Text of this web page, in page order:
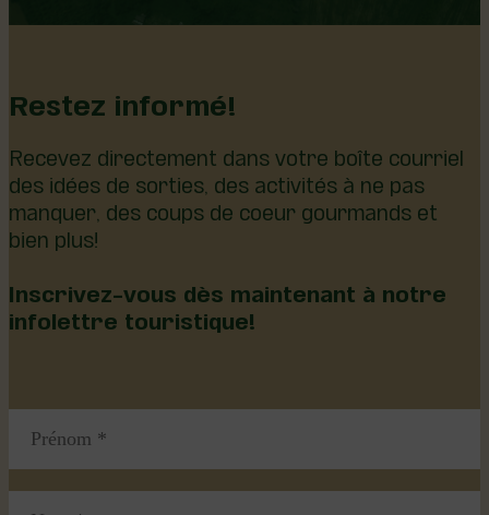
Restez informé!
Recevez directement dans votre boîte courriel
des idées de sorties, des activités à ne pas
manquer, des coups de coeur gourmands et
bien plus!
Inscrivez-vous dès maintenant à notre
infolettre touristique!